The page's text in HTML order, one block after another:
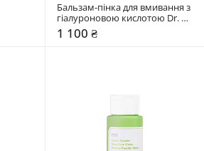
Бальзам-пінка для вмивання з
гіалуроновою кислотою Dr.
Ceuracle 100 мл
1 100 ₴